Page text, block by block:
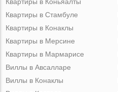
Квартиры в Коньяалты
Квартиры в Стамбуле
Квартиры в Конаклы
Квартиры в Мерсине
Квартиры в Мармарисе
Виллы в Авсалларе
Виллы в Конаклы